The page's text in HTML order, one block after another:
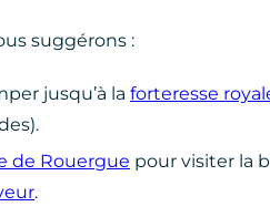
suggérons :
jusqu’à la forteresse
de Rouergue pour visiter la
.